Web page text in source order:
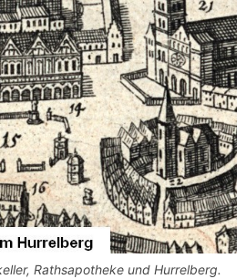
Rathsapotheke und Hurrelberg.